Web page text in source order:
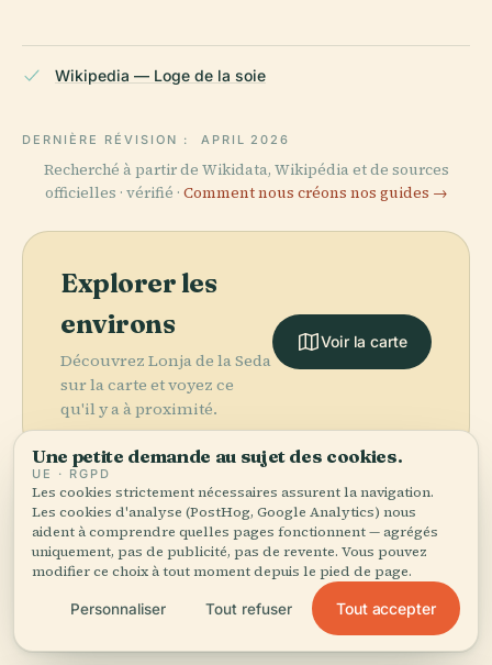
Wikipedia — Loge de la soie
DERNIÈRE RÉVISION : APRIL 2026
Recherché à partir de Wikidata, Wikipédia et de sources
officielles · vérifié · Comment nous créons nos guides →
Explorer les
environs
Découvrez Lonja de la Seda
sur la carte et voyez ce
qu'il y a à proximité.
Voir la carte
More inValence.
168 lieux à découvrir — quelques-uns à associer.
Bioparc
PLACE
Cathédrale
Sainte-Marie de
Valence
PLACE
Grao
PLACE
Musée
Valencien
D'Ethnologie
Une petite demande au sujet des cookies.
UE · RGPD
Les cookies strictement nécessaires assurent la navigation.
Les cookies d'analyse (PostHog, Google Analytics) nous
aident à comprendre quelles pages fonctionnent — agrégés
uniquement, pas de publicité, pas de revente. Vous pouvez
modifier ce choix à tout moment depuis le pied de page.
Personnaliser Tout refuser Tout accepter